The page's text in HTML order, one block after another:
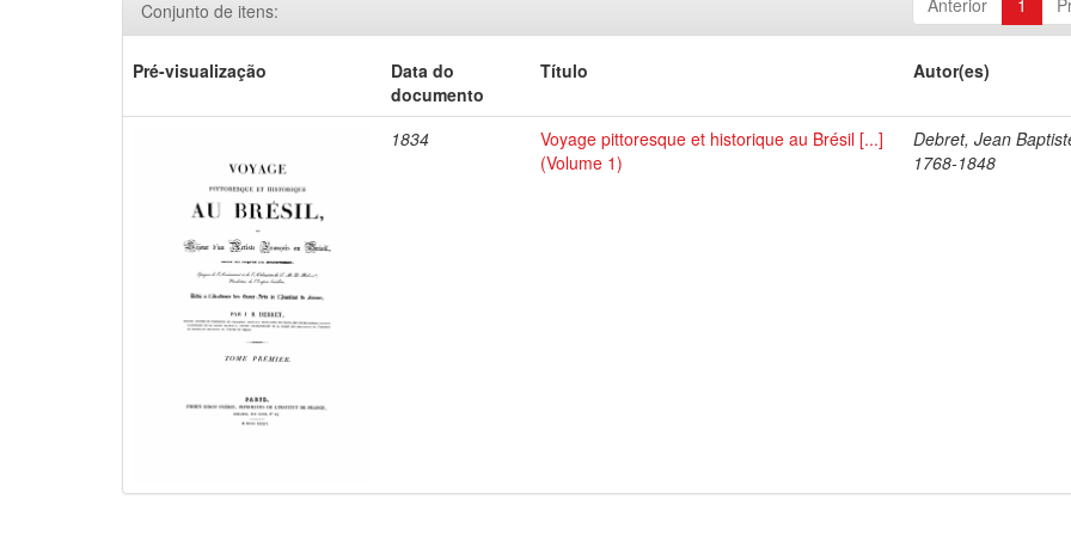
Anterior 1
Conjunto de itens:
Pré-visualização
Data do
documento
Título Autor(es)
1834
Voyage pittoresque et historique au Brésil [...]
(Volume 1)
Debret, Jean
1768-1848